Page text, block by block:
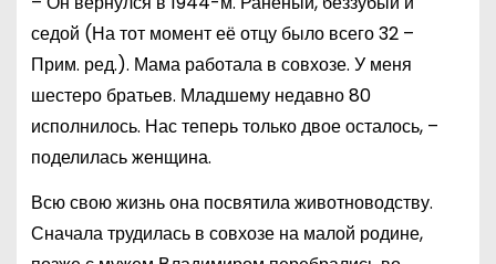
седой (На тот момент её отцу было всего 32 –
Прим. ред.). Мама работала в совхозе. У меня
шестеро братьев. Младшему недавно 80
исполнилось. Нас теперь только двое осталось, –
поделилась женщина.
Всю свою жизнь она посвятила животноводству.
Сначала трудилась в совхозе на малой родине,